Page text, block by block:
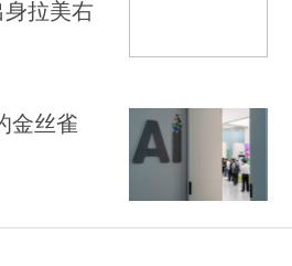
拉美右
金丝雀